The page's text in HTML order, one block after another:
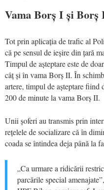
Vama Borș I și Borș
Tot prin aplicația de trafic al
că pe sensul de ieșire din țară
Timpul de așteptare este de
câț și în vama Borș II. În
artere, timpul de așteptare fiind
200 de minute la vama Borș II.
Unii șoferi au transmis prin
rețelele de socializare că în
coada se întindea deja până la
„Ca urmare a ridicării
parcările special